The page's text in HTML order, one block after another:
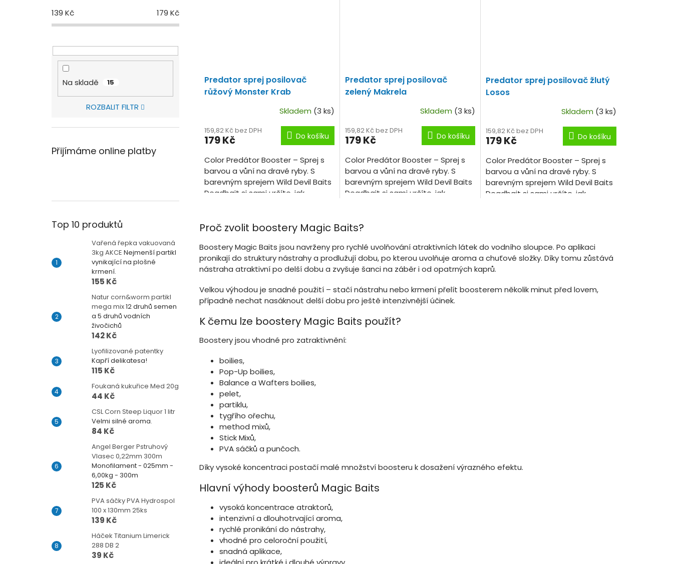
139 Kč 179 Kč
Na skladě 15
ROZBALIT FILTR
Přijímáme online platby
Top 10 produktů
Vařená řepka vakuovaná
3kg AKCE Nejmenší partikl
vynikající na plošné
krmení.
155 Kč
Natur corn&worm partikl
mega mix12 druhů semen
a 5 druhů vodních
živočichů
142 Kč
Lyofilizované patentky
Kapří delikatesa!
115 Kč
Foukaná kukuřice Med 20g
44 Kč
CSL Corn Steep Liquor 1 litr
Velmi silné aroma.
84 Kč
Angel Berger Pstruhový
Vlasec 0,22mm 300m
Monofilament - 025mm -
6,00kg - 300m
125 Kč
PVA sáčky PVA Hydrospol
100 x 130mm 25ks
139 Kč
Háček Titanium Limerick
288 DB 2
39 Kč
Predator sprej posilovač
růžový Monster Krab
Skladem (3 ks)
159,82 Kč bez DPH
179 Kč Do košíku
Color Predátor Booster – Sprej s
barvou a vůní na dravé ryby. S
barevným sprejem Wild Devil Baits
Deadbait si sami určíte, jak
Predator sprej posilovač
zelený Makrela
Skladem (3 ks)
159,82 Kč bez DPH
179 Kč Do košíku
Color Predátor Booster – Sprej s
barvou a vůní na dravé ryby. S
barevným sprejem Wild Devil Baits
Deadbait si sami určíte, jak
Predator sprej posilovač žlutý
Losos
Skladem (3 ks)
159,82 Kč bez DPH
179 Kč Do košíku
Color Predátor Booster – Sprej s
barvou a vůní na dravé ryby. S
barevným sprejem Wild Devil Baits
Deadbait si sami určíte, jak
d
a
c
p
r
v
Proč zvolit boostery Magic Baits?
Boostery Magic Baits jsou navrženy pro rychlé uvolňování atraktivních látek do vodního sloupce. Po aplikaci
pronikají do struktury nástrahy a prodlužují dobu, po kterou uvolňuje aroma a chuťové složky. Díky tomu zůstává
nástraha atraktivní po delší dobu a zvyšuje šanci na záběr i od opatrných kaprů.
Velkou výhodou je snadné použití – stačí nástrahu nebo krmení přelít boosterem několik minut před lovem,
případně nechat nasáknout delší dobu pro ještě intenzivnější účinek.
K čemu lze boostery Magic Baits použít?
Boostery jsou vhodné pro zatraktivnění:
boilies,
Pop-Up boilies,
Balance a Wafters boilies,
pelet,
partiklu,
tygřího ořechu,
method mixů,
Stick Mixů,
PVA sáčků a punčoch.
Díky vysoké koncentraci postačí malé množství boosteru k dosažení výrazného efektu.
Hlavní výhody boosterů Magic Baits
vysoká koncentrace atraktorů,
intenzivní a dlouhotrvající aroma,
rychlé pronikání do nástrahy,
vhodné pro celoroční použití,
snadná aplikace,